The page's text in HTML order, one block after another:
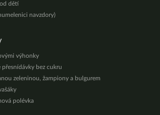
dětí
navzdory)
výhonky
přesnídávky bez cukru
zeleninou, žampiony a bulgurem
polévka